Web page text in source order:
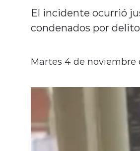
El incidente ocurrió
condenados por
Martes 4 de noviembre